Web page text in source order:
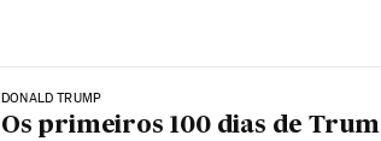
DONALD TRUMP
Os primeiros 100 dias de